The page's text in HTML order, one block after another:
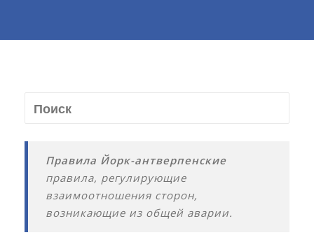
Правила Йорк-антверпенские
правила, регулирующие
взаимоотношения сторон,
возникающие из общей аварии.